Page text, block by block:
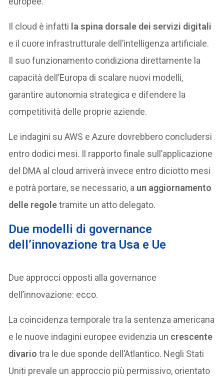
Il cloud è infatti la spina dorsale dei servizi digitali
e il cuore infrastrutturale dell’intelligenza artificiale.
Il suo funzionamento condiziona direttamente la
capacità dell’Europa di scalare nuovi modelli,
garantire autonomia strategica e difendere la
competitività delle proprie aziende.
Le indagini su AWS e Azure dovrebbero concludersi
entro dodici mesi. Il rapporto finale sull’applicazione
del DMA al cloud arriverà invece entro diciotto mesi
e potrà portare, se necessario, a un aggiornamento
delle regoletramite un atto delegato.
Due modelli di governance
dell’innovazione tra Usa e Ue
Due approcci opposti alla governance
dell’innovazione: ecco.
La coincidenza temporale tra la sentenza americana
e le nuove indagini europee evidenzia un crescente
divario tra le due sponde dell’Atlantico. Negli Stati
Uniti prevale un approccio più permissivo, orientato